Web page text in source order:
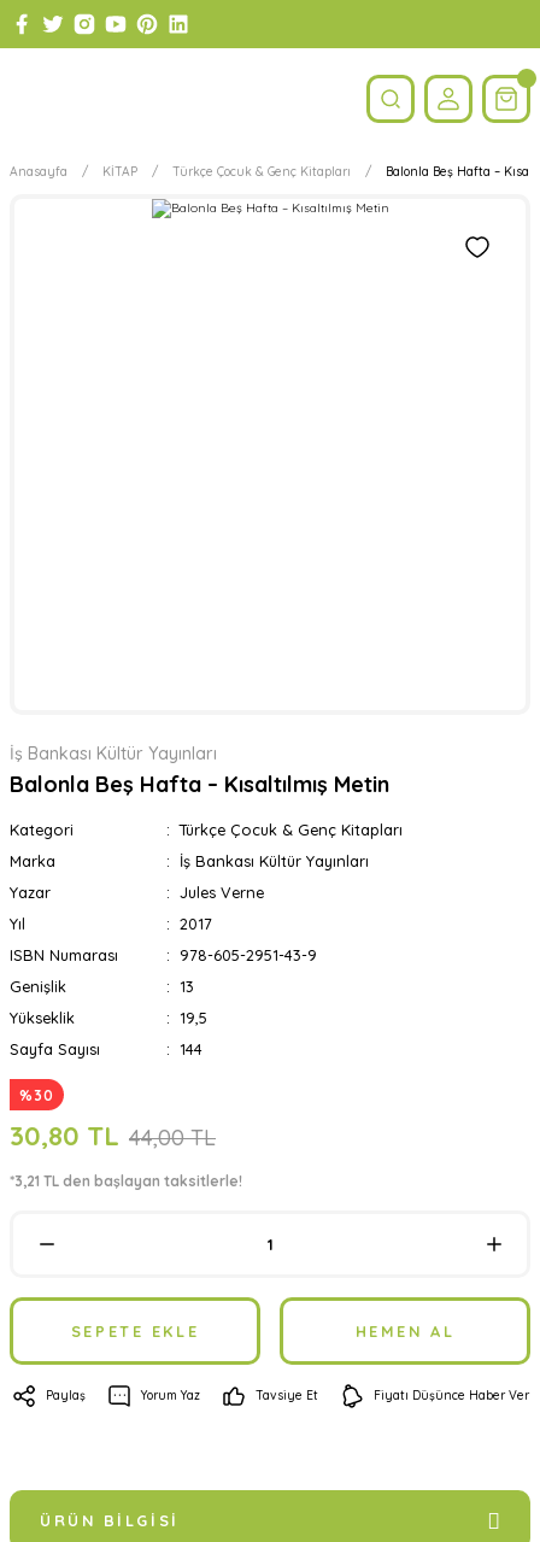
Anasayfa KİTAP Türkçe Çocuk & Genç Kitapları Balonla Beş Hafta –
İş Bankası Kültür Yayınları
Balonla Beş Hafta – Kısaltılmış Metin
Kategori
Türkçe Çocuk & Genç Kitapları
Marka
İş Bankası Kültür Yayınları
Yazar
Jules Verne
Yıl
2017
ISBN Numarası
978-605-2951-43-9
Genişlik
13
Yükseklik
19,5
Sayfa Sayısı
144
%30
30,80 TL 44,00 TL
*3,21 TL den başlayan taksitlerle!
SEPETE EKLE HEMEN AL
Paylaş Yorum Yaz Tavsiye Et Fiyatı Düşünce Haber Ver
ÜRÜN BILGISI